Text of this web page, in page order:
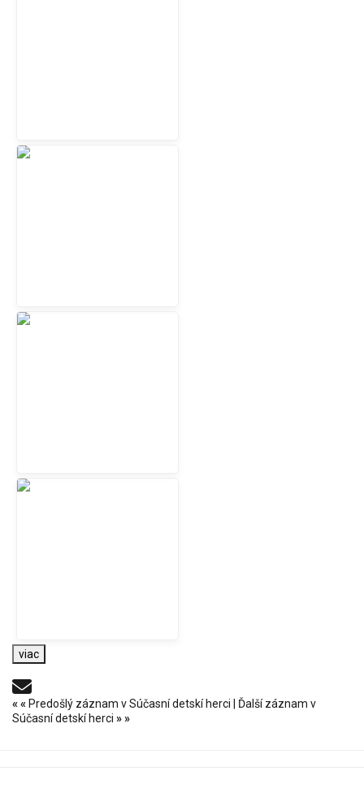
viac
«« Predošlý záznam v Súčasní detskí herci
Ďalší záznam v
Súčasní detskí herci »»